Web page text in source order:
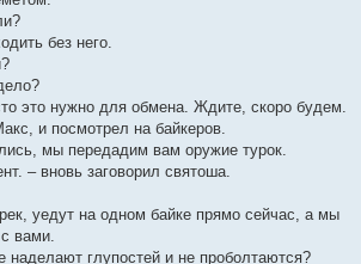
без него.
это нужно для обмена. Ждите, скоро будем.
и посмотрел на байкеров.
мы передадим вам оружие турок.
– вновь заговорил святоша.
уедут на одном байке прямо сейчас, а мы
вами.
наделают глупостей и не проболтаются?